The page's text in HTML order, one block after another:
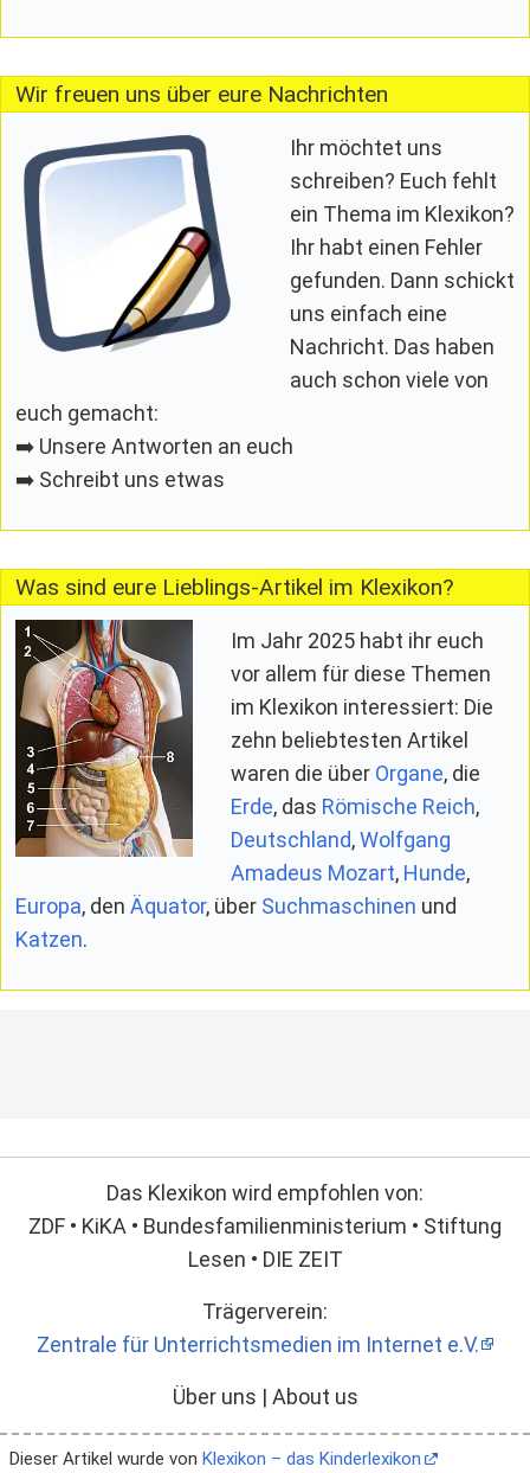
Wir freuen uns über eure Nachrichten
Ihr möchtet uns
schreiben? Euch fehlt
ein Thema im Klexikon?
Ihr habt einen Fehler
gefunden. Dann schickt
uns einfach eine
Nachricht. Das haben
auch schon viele von
euch gemacht:
➡️ Unsere Antworten an euch
➡️ Schreibt uns etwas
Was sind eure Lieblings-Artikel im Klexikon?
Im Jahr 2025 habt ihr euch
vor allem für diese Themen
im Klexikon interessiert: Die
zehn beliebtesten Artikel
waren die über Organe, die
Erde, das Römische Reich,
Deutschland,Wolfgang
Amadeus Mozart, Hunde,
Europa, den Äquator, über Suchmaschinen und
Katzen.
Das Klexikon wird empfohlen von:
ZDF • KiKA • Bundesfamilienministerium • Stiftung
Lesen • DIE ZEIT
Trägerverein:
Zentrale für Unterrichtsmedien im Internet e.V.
Über uns | About us
Dieser Artikel wurde von Klexikon – das Kinderlexikon